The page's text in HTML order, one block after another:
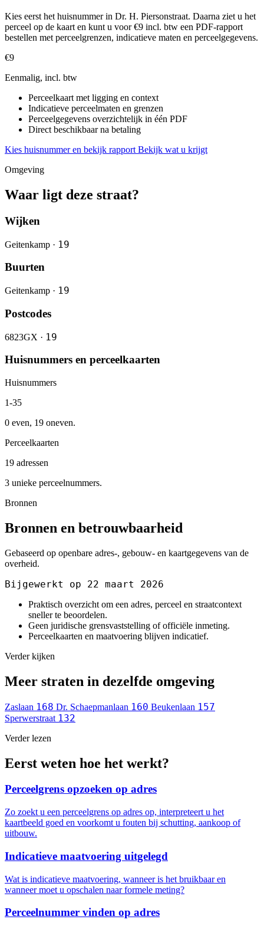
Kies eerst het huisnummer in Dr. H. Piersonstraat. Daarna ziet u het
perceel op de kaart en kunt u voor €9 incl. btw een PDF-rapport
bestellen met perceelgrenzen, indicatieve maten en perceelgegevens.
€9
Eenmalig, incl. btw
Perceelkaart met ligging en context
Indicatieve perceelmaten en grenzen
Perceelgegevens overzichtelijk in één PDF
Direct beschikbaar na betaling
Kies huisnummer en bekijk rapport Bekijk wat u krijgt
Omgeving
Waar ligt deze straat?
Wijken
Geitenkamp · 19
Buurten
Geitenkamp · 19
Postcodes
6823GX · 19
Huisnummers en perceelkaarten
Huisnummers
1-35
0 even, 19 oneven.
Perceelkaarten
19 adressen
3 unieke perceelnummers.
Bronnen
Bronnen en betrouwbaarheid
Gebaseerd op openbare adres-, gebouw- en kaartgegevens van de
overheid.
Bijgewerkt op 22 maart 2026
Praktisch overzicht om een adres, perceel en straatcontext
sneller te beoordelen.
Geen juridische grensvaststelling of officiële inmeting.
Perceelkaarten en maatvoering blijven indicatief.
Verder kijken
Meer straten in dezelfde omgeving
Zaslaan 168 Dr. Schaepmanlaan 160 Beukenlaan 157
Sperwerstraat 132
Verder lezen
Eerst weten hoe het werkt?
Perceelgrens opzoeken op adres
Zo zoekt u een perceelgrens op adres op, interpreteert u het
kaartbeeld goed en voorkomt u fouten bij schutting, aankoop of
uitbouw.
Indicatieve maatvoering uitgelegd
Wat is indicatieve maatvoering, wanneer is het bruikbaar en
wanneer moet u opschalen naar formele meting?
Perceelnummer vinden op adres